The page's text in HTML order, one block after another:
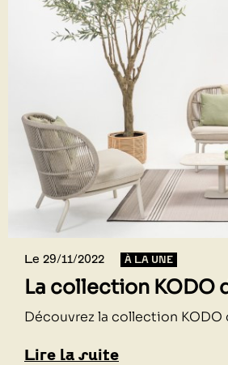
Le 29/11/2022 À LA UNE
La collection KODO
Découvrez la collection
Lire la suite